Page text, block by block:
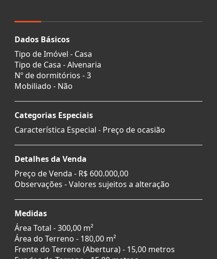
Dados Básicos
Tipo de Imóvel - Casa
Tipo de Casa - Alvenaria
Nº de dormitórios - 3
Mobiliado - Não
Categorias Especiais
Característica Especial - Preço de ocasião
Detalhes da Venda
Preço de Venda - R$ 600.000,00
Observações - Valores sujeitos a alteração
Medidas
Área Total - 300,00 m²
Área do Terreno - 180,00 m²
Frente do Terreno (Abertura) - 15,00 metros